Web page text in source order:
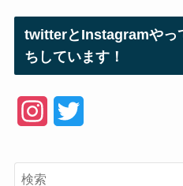
twitterとInstagramやっ
ちしています！